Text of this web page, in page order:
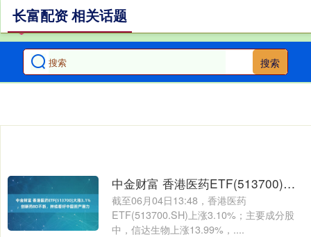
搜索
长富配资 相关话题
中金财富 香港医药ETF(513700)大涨3.1%，创新药BD不断，持续看好中国资产潜力
截至06月04日13:48，香港医药
ETF(513700.SH)上涨3.10%；主要成分股
中，信达生物上涨13.99%，....